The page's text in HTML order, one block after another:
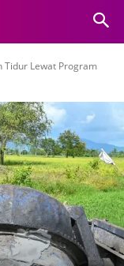
Tidur Lewat Program